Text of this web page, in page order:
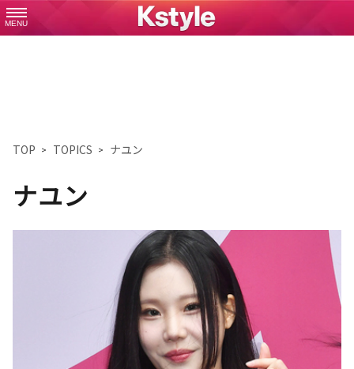
MENU
TOP TOPICS ナユン
ナユン